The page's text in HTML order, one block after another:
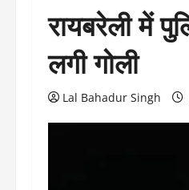
रायबरेली में
लगी गोली
Lal Bahadur Singh